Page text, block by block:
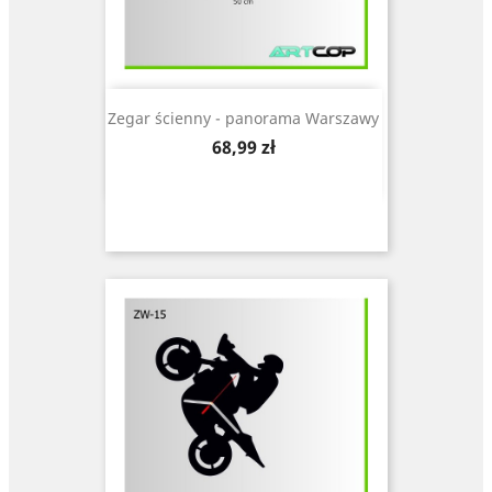
Zegar ścienny - panorama Warszawy
Cena
68,99 zł